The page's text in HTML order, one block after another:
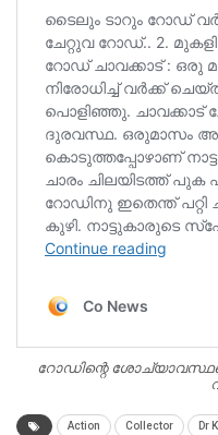
റോഡിന്റെ ശോച്യാവസ്ഥയെ
Action Collector Dr